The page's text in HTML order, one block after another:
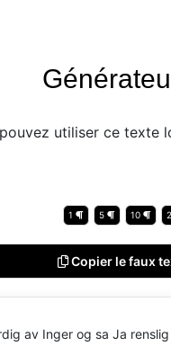
utiliser ce texte
1 5 10
Copier le faux
av Inger og sa Ja